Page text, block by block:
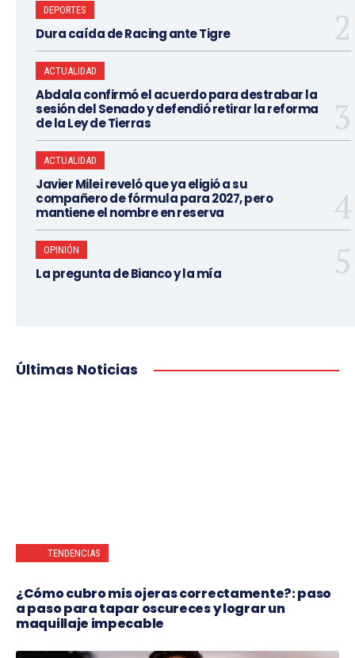
DEPORTES
Dura caída de Racing ante Tigre
ACTUALIDAD
Abdala confirmó el acuerdo para destrabar la
sesión del Senado y defendió retirar la reforma
de la Ley de Tierras
ACTUALIDAD
Javier Milei reveló que ya eligió a su
compañero de fórmula para 2027, pero
mantiene el nombre en reserva
OPINIÓN
La pregunta de Bianco y la mía
Últimas Noticias
TENDENCIAS
¿Cómo cubro mis ojeras correctamente?: paso
a paso para tapar oscureces y lograr un
maquillaje impecable